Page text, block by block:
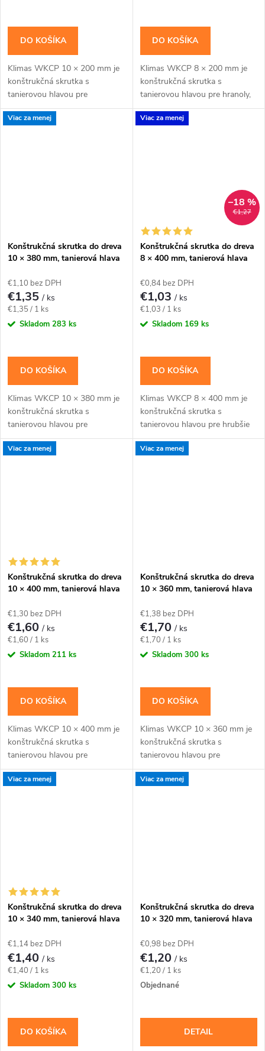
DO KOŠÍKA
Klimas WKCP 10 × 200 mm je
konštrukčná skrutka s
tanierovou hlavou pre
masívnejšie drevené prvky a
konštrukčné spoje navrhnuté
DO KOŠÍKA
Klimas WKCP 8 × 200 mm je
konštrukčná skrutka s
tanierovou hlavou pre hranoly,
krokvy, trámy a drevené rámy.
Závit má katalógovú dĺžku 100
Viac za menej
Konštrukčná skrutka do dreva
10 × 380 mm, tanierová hlava
€1,10 bez DPH
€1,35/ ks
Jednotková
cena:
€1,35 / 1 ks
Skladom 283 ks
DO KOŠÍKA
Klimas WKCP 10 × 380 mm je
konštrukčná skrutka s
tanierovou hlavou pre
masívnejšie drevené prvky a
konštrukčné spoje navrhnuté
Viac za menej
€1,27
–18 %
Konštrukčná skrutka do dreva
8 × 400 mm, tanierová hlava
€0,84 bez DPH
€1,03/ ks
Jednotková
cena:
€1,03 / 1 ks
Skladom 169 ks
DO KOŠÍKA
Klimas WKCP 8 × 400 mm je
konštrukčná skrutka s
tanierovou hlavou pre hrubšie
trámy, krokvy a viacvrstvové
drevené zostavy. Závit má
Viac za menej
Konštrukčná skrutka do dreva
10 × 400 mm, tanierová hlava
€1,30 bez DPH
€1,60/ ks
Jednotková
cena:
€1,60 / 1 ks
Skladom 211 ks
DO KOŠÍKA
Klimas WKCP 10 × 400 mm je
konštrukčná skrutka s
tanierovou hlavou pre
masívnejšie drevené prvky a
konštrukčné spoje navrhnuté
Viac za menej
Konštrukčná skrutka do dreva
10 × 360 mm, tanierová hlava
€1,38 bez DPH
€1,70/ ks
Jednotková
cena:
€1,70 / 1 ks
Skladom 300 ks
DO KOŠÍKA
Klimas WKCP 10 × 360 mm je
konštrukčná skrutka s
tanierovou hlavou pre
masívnejšie drevené prvky a
konštrukčné spoje navrhnuté
Viac za menej
Konštrukčná skrutka do dreva
10 × 340 mm, tanierová hlava
€1,14 bez DPH
€1,40/ ks
Jednotková
cena:
€1,40 / 1 ks
Skladom 300 ks
DO KOŠÍKA
Viac za menej
Konštrukčná skrutka do dreva
10 × 320 mm, tanierová hlava
€0,98 bez DPH
€1,20/ ks
Jednotková
cena:
€1,20 / 1 ks
Objednané
DETAIL